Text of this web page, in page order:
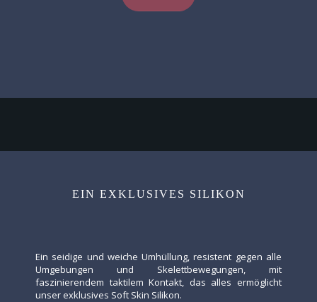
EIN EXKLUSIVES SILIKON
Ein seidige und weiche Umhüllung, resistent gegen alle
Umgebungen und Skelettbewegungen, mit
faszinierendem taktilem Kontakt, das alles ermöglicht
unser exklusives Soft Skin Silikon.